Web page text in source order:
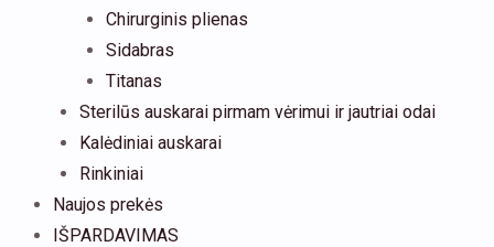
Chirurginis plienas
Sidabras
Titanas
Sterilūs auskarai pirmam vėrimui ir jautriai odai
Kalėdiniai auskarai
Rinkiniai
Naujos prekės
IŠPARDAVIMAS